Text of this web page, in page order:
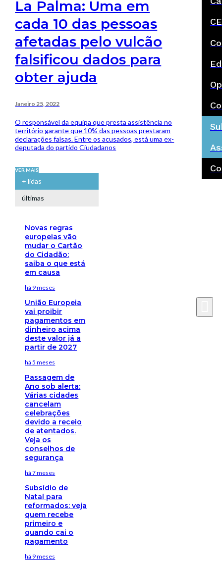
La Palma: Uma em
cada 10 das pessoas
afetadas pelo vulcão
falsificou dados para
obter ajuda
Janeiro 25, 2022
O responsável da equipa que presta assistência no
território garante que 10% das pessoas prestaram
declarações falsas. Entre os acusados, está uma ex-
deputada do partido Ciudadanos
VER MAIS
+ lidas
últimas
Novas regras
europeias vão
mudar o Cartão
do Cidadão:
saiba o que está
em causa
há 9 meses
União Europeia
vai proibir
pagamentos em
dinheiro acima
deste valor já a
partir de 2027
há 5 meses
Passagem de
Ano sob alerta:
Várias cidades
cancelam
celebrações
devido a receio
de atentados.
Veja os
conselhos de
segurança
há 7 meses
Subsídio de
Natal para
reformados: veja
quem recebe
primeiro e
quando cai o
pagamento
há 9 meses